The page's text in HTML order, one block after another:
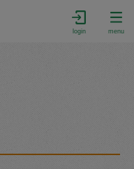
login menu